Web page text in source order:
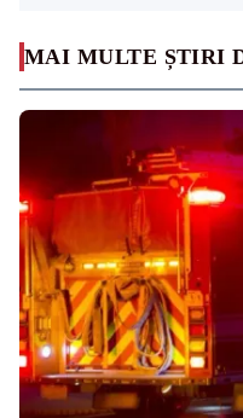
MAI MULTE ȘTIRI